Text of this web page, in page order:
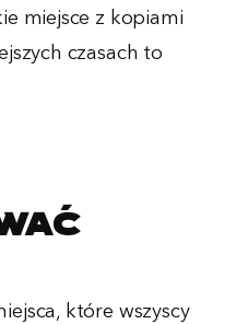
miejsce z kopiami
czasach to
które wszyscy